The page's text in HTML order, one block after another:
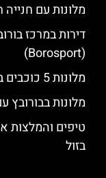
מלונות עם חנייה
דירות במרכז
(Borosport)
מלונות 5 כוכבים בבורובץ
מלונות
טיפים והמלצות
בזול